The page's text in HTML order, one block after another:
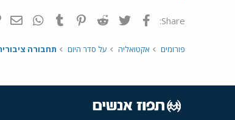
Share: פייסבוק Twitter
Reddit
Pinterest
Tumblr
פורומים אקטואליה על סדר היום תחבורה